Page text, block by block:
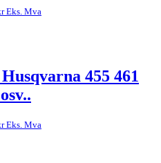
Eks. Mva
455 461
Eks. Mva